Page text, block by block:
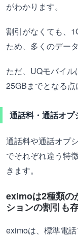
がわかります。
割引がなくても、
ため、多くのデー
ただ、UQモバイ
25GBまでとなる点
通話料・通話オプ
通話料や通話オプ
でそれぞれ違う特
きます。
eximoは2種類の
ションの割引も
eximoは、標準電